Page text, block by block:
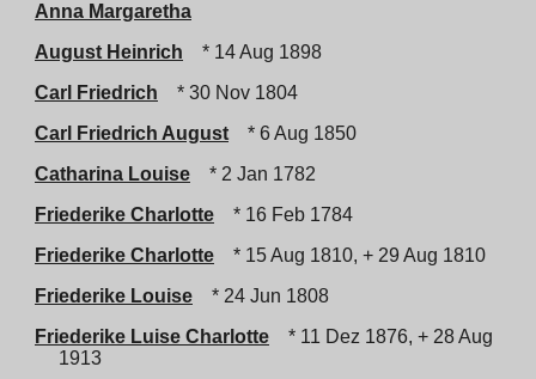
Anna Margaretha
August Heinrich
* 14 Aug 1898
Carl Friedrich
* 30 Nov 1804
Carl Friedrich August
* 6 Aug 1850
Catharina Louise
* 2 Jan 1782
Friederike Charlotte
* 16 Feb 1784
Friederike Charlotte
* 15 Aug 1810, + 29 Aug 1810
Friederike Louise
* 24 Jun 1808
Friederike Luise Charlotte
* 11 Dez 1876, + 28 Aug
1913